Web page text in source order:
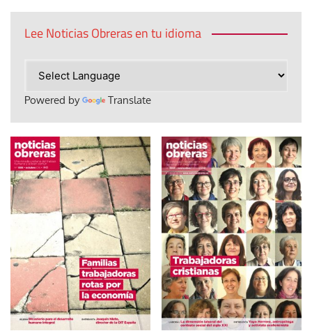
Lee Noticias Obreras en tu idioma
Powered by Translate